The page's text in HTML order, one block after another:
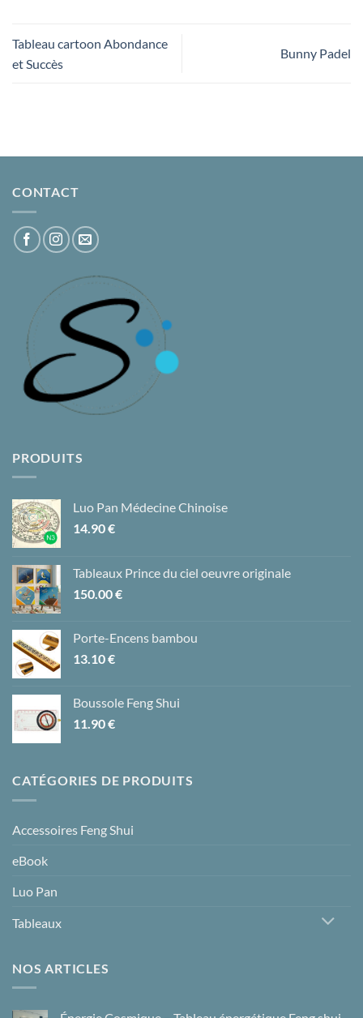
Tableau cartoon Abondance
et Succès
Bunny Padel
CONTACT
PRODUITS
Luo Pan Médecine Chinoise
14.90€
Tableaux Prince du ciel oeuvre originale
150.00€
Porte-Encens bambou
13.10€
Boussole Feng Shui
11.90€
CATÉGORIES DE PRODUITS
Accessoires Feng Shui
eBook
Luo Pan
Tableaux
NOS ARTICLES